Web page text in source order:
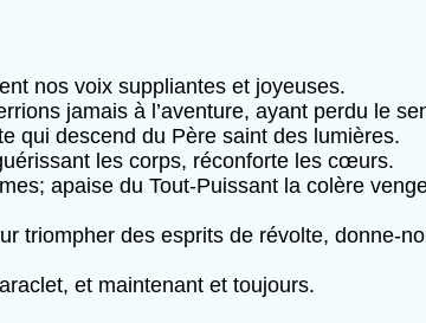
nos voix suppliantes et joyeuses.
jamais à l’aventure, ayant perdu le
qui descend du Père saint des lumières.
les corps, réconforte les cœurs.
apaise du Tout-Puissant la colère
triompher des esprits de révolte, donne-
et maintenant et toujours.